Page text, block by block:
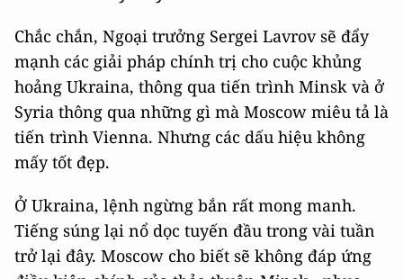
Chắc chắn, Ngoại trưởng Sergei Lavrov sẽ đẩy
mạnh các giải pháp chính trị cho cuộc khủng
hoảng Ukraina, thông qua tiến trình Minsk và ở
Syria thông qua những gì mà Moscow miêu tả là
tiến trình Vienna. Nhưng các dấu hiệu không
mấy tốt đẹp.
Ở Ukraina, lệnh ngừng bắn rất mong manh.
Tiếng súng lại nổ dọc tuyến đầu trong vài tuần
trở lại đây. Moscow cho biết sẽ không đáp ứng